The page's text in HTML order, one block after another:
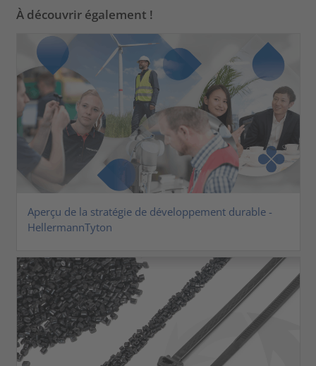
À découvrir également !
Aperçu de la stratégie de développement durable -
HellermannTyton